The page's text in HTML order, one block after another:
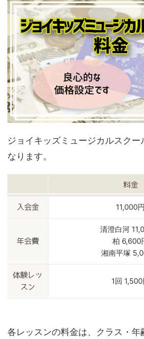
ジョイキッズミュージカルスクー
なります。
料金
入会金 11,000円
年会費
清澄白河
柏 6,600
湘南平塚
体験レッ
スン
1回 1,500
各レッスンの料金は、クラス・年